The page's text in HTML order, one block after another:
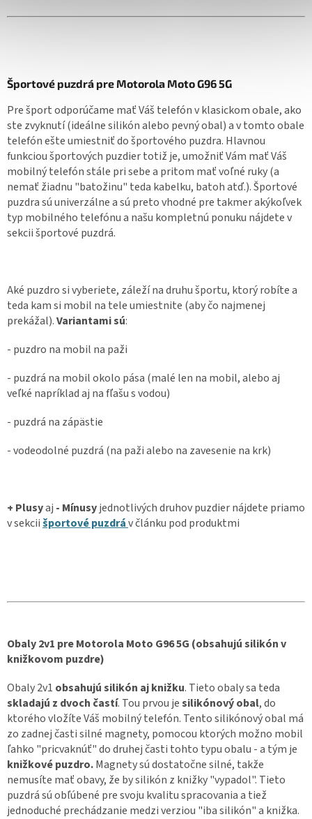
Športové puzdrá pre Motorola Moto G96 5G
Pre šport odporúčame mať Váš telefón v klasickom obale, ako
ste zvyknutí (ideálne silikón alebo pevný obal) a v tomto obale
telefón ešte umiestniť do športového puzdra. Hlavnou
funkciou športových puzdier totiž je, umožniť Vám mať Váš
mobilný telefón stále pri sebe a pritom mať voľné ruky (a
nemať žiadnu "batožinu" teda kabelku, batoh atď.). Športové
puzdra sú univerzálne a sú preto vhodné pre takmer akýkoľvek
typ mobilného telefónu a našu kompletnú ponuku nájdete v
sekcii športové puzdrá.
Aké puzdro si vyberiete, záleží na druhu športu, ktorý robíte a
teda kam si mobil na tele umiestnite (aby čo najmenej
prekážal).Variantami sú:
- puzdro na mobil na paži
- puzdrá na mobil okolo pása (malé len na mobil, alebo aj
veľké napríklad aj na fľašu s vodou)
- puzdrá na zápästie
- vodeodolné puzdrá (na paži alebo na zavesenie na krk)
+ Plusyaj - Mínusyjednotlivých druhov puzdier nájdete priamo
v sekciišportové puzdráv článku pod produktmi
Obaly 2v1 pre Motorola Moto G96 5G (obsahujú silikón v
knižkovom puzdre)
Obaly 2v1 obsahujú silikón aj knižku. Tieto obaly sa teda
skladajú z dvoch častí. Tou prvou jesilikónový obal, do
ktorého vložíte Váš mobilný telefón. Tento silikónový obal má
zo zadnej časti silné magnety, pomocou ktorých možno mobil
ľahko "pricvaknúť" do druhej časti tohto typu obalu - a tým je
knižkové puzdro.Magnety sú dostatočne silné, takže
nemusíte mať obavy, že by silikón z knižky "vypadol". Tieto
puzdrá sú obľúbené pre svoju kvalitu spracovania a tiež
jednoduché prechádzanie medzi verziou "iba silikón" a knižka.